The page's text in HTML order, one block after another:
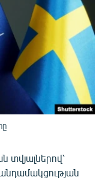
տվյալներով՝